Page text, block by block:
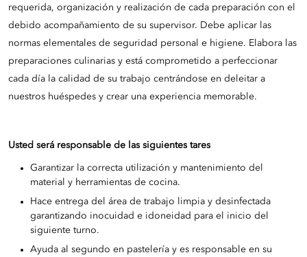
requerida, organización y realización de cada preparación con el
debido acompañamiento de su supervisor. Debe aplicar las
normas elementales de seguridad personal e higiene. Elabora las
preparaciones culinarias y está comprometido a perfeccionar
cada día la calidad de su trabajo centrándose en deleitar a
nuestros huéspedes y crear una experiencia memorable.
Usted será responsable de las siguientes tares
Garantizar la correcta utilización y mantenimiento del
material y herramientas de cocina.
Hace entrega del área de trabajo limpia y desinfectada
garantizando inocuidad e idoneidad para el inicio del
siguiente turno.
Ayuda al segundo en pastelería y es responsable en su